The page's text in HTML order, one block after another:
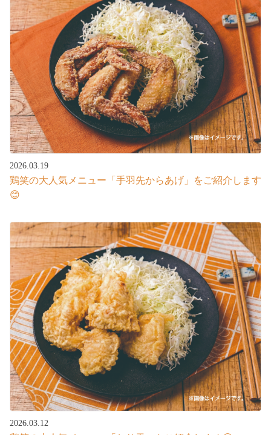
2026.03.19
鶏笑の大人気メニュー「手羽先からあげ」をご紹介します
😊
2026.03.12